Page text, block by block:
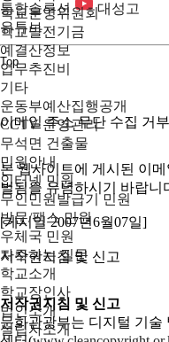
학교운영위원회
학교발전기금
예결산정보
업무추진비
기타
운동부예산집행공개
CCTV 운영관리
무석면 건출물
민원안내
인터넷 민원
무인민원발급기 민원
방문/팩스 민원
우체국 민원
자주하는 질문
학교소개
학교장인사
법인소개
설립자소개
통합솔루션
대성고
유튜브
Top
이메일 주소 무단 수집 거부
본 웹사이트에 게시된 이
벌됨을 유념하시기 바랍니
[게시일 2007년6월07일]
저작권지침 및 신고
저작권지침 및 신고
문화관광부는 디지털 기술